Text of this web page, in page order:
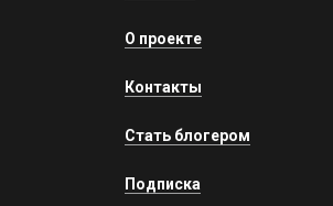
О проекте
Контакты
Стать блогером
Подписка